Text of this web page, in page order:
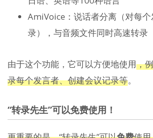
AmiVoice：说话者分离（对每
录），与音频文件同时高速转录
由于这个功能，它可以方便地使用，
录每个发言者、创建会议记录等。
“转录先生”可以免费使用！